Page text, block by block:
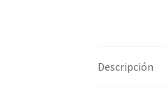
Descripción